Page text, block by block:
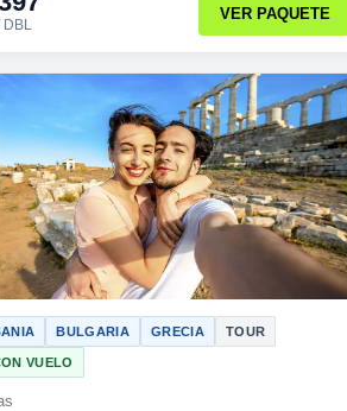
VER PAQUETE
BULGARIA GRECIA TOUR
VUELO